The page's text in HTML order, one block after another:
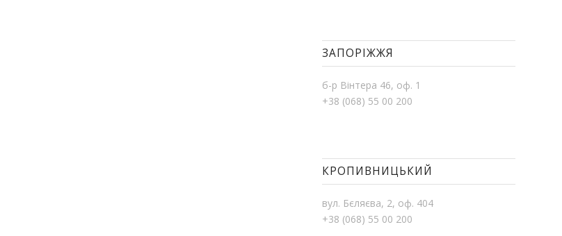
ЗАПОРІЖЖЯ
б-р Вінтера 46, оф. 1
+38 (068) 55 00 200
КРОПИВНИЦЬКИЙ
вул. Бєляєва, 2, оф. 404
+38 (068) 55 00 200